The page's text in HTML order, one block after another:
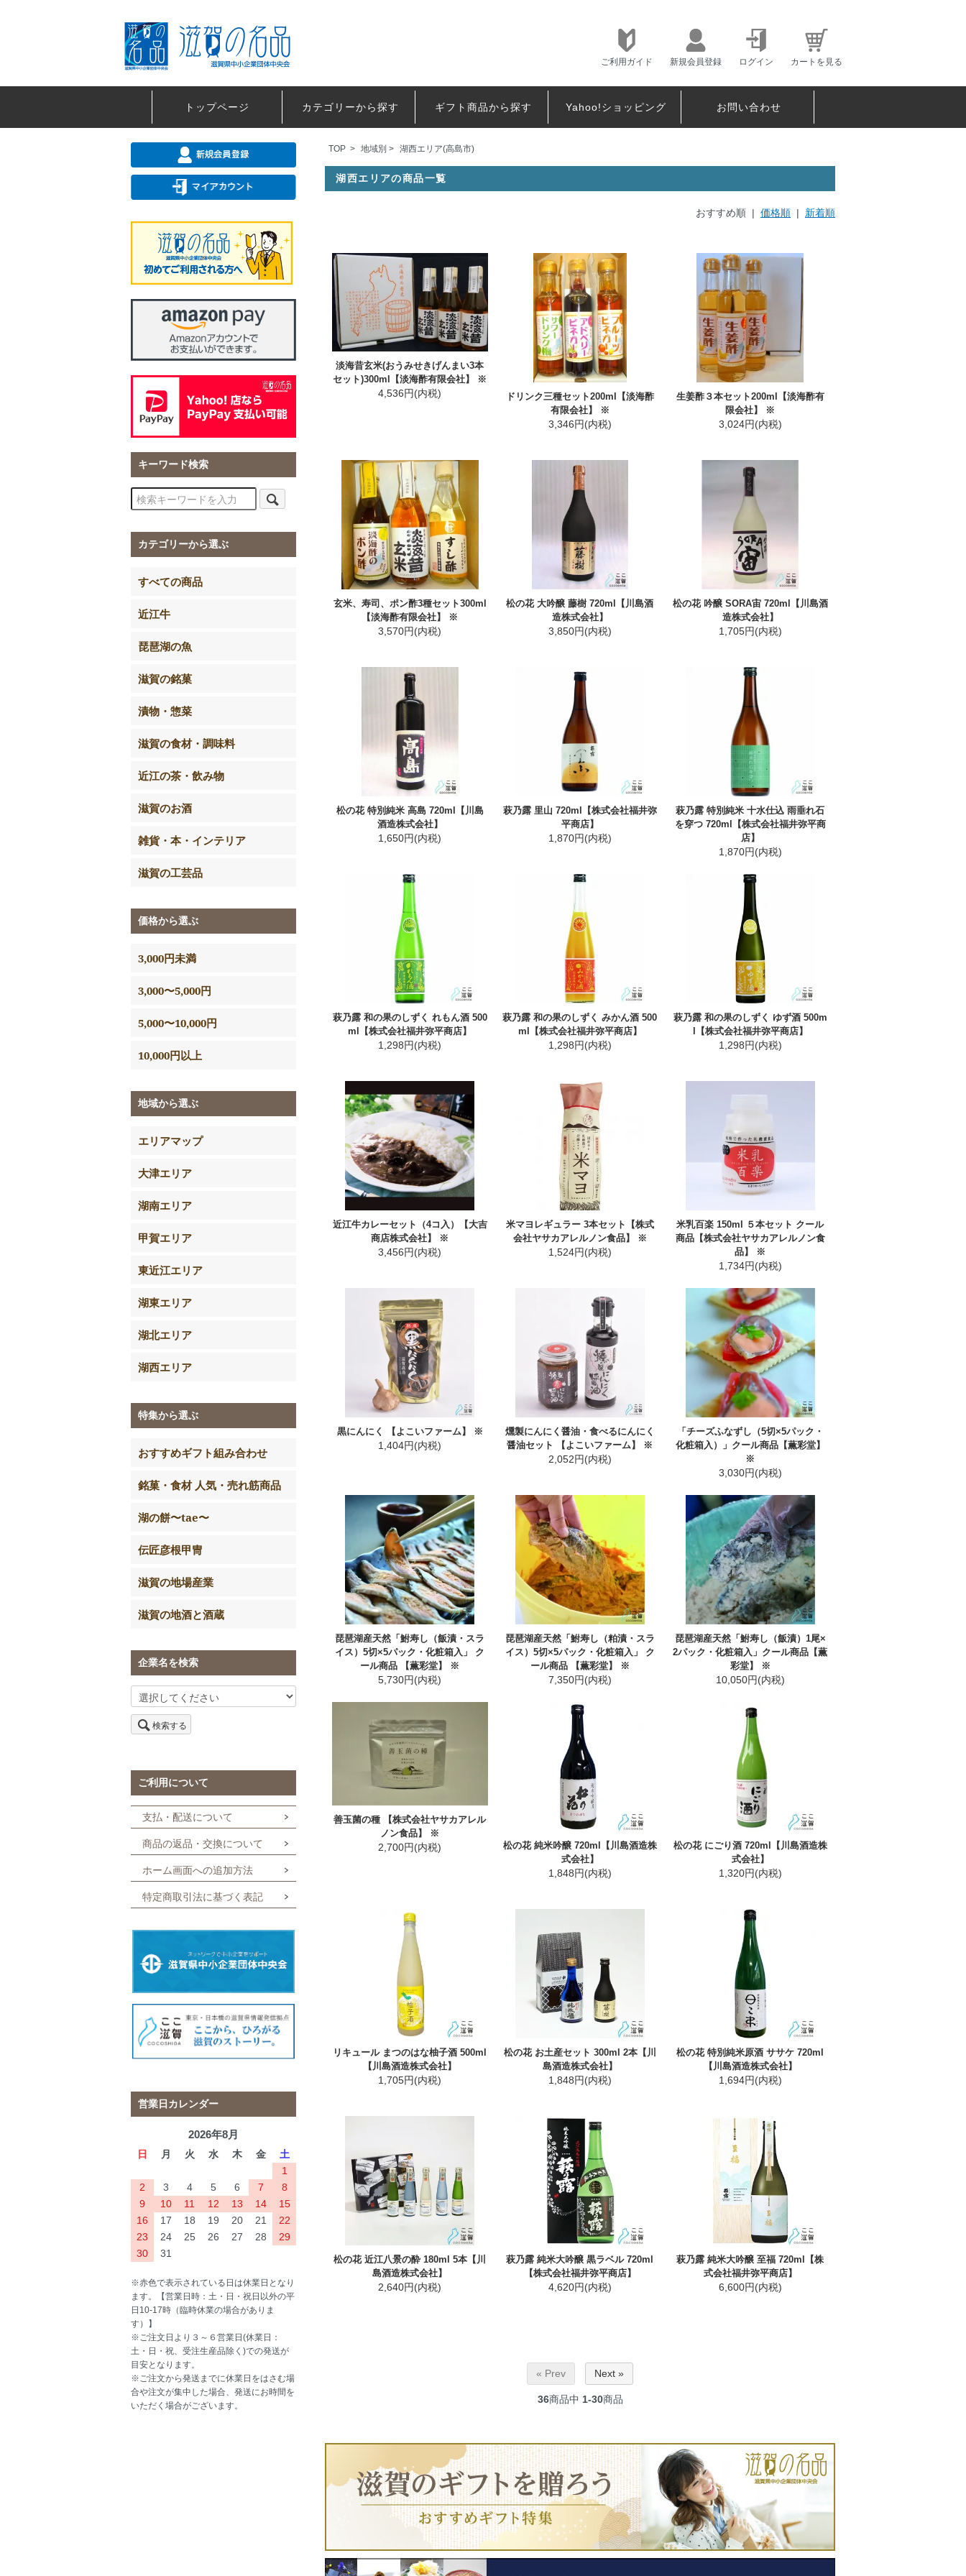
ご利用ガイド 新規会員登録 ログイン カートを見る
トップページ カテゴリーから探す ギフト商品から探す Yahoo!ショッピング お問い合わせ
TOP > 地域別 > 湖西エリア(高島市)
湖西エリアの商品一覧
おすすめ順 | 価格順 | 新着順
淡海昔玄米(おうみせきげんまい3本
セット)300ml【淡海酢有限会社】 ※
4,536円(内税)
ドリンク三種セット200ml【淡海酢
有限会社】 ※
3,346円(内税)
生姜酢３本セット200ml【淡海酢有
限会社】 ※
3,024円(内税)
玄米、寿司、ポン酢3種セット300ml
【淡海酢有限会社】 ※
3,570円(内税)
松の花 大吟醸 藤樹 720ml【川島酒
造株式会社】
3,850円(内税)
松の花 吟醸 SORA宙 720ml【川島酒
造株式会社】
1,705円(内税)
松の花 特別純米 高島 720ml【川島
酒造株式会社】
1,650円(内税)
萩乃露 里山 720ml【株式会社福井弥
平商店】
1,870円(内税)
萩乃露 特別純米 十水仕込 雨垂れ石
を穿つ 720ml【株式会社福井弥平商
店】
1,870円(内税)
萩乃露 和の果のしずく れもん酒 500
ml【株式会社福井弥平商店】
1,298円(内税)
萩乃露 和の果のしずく みかん酒 500
ml【株式会社福井弥平商店】
1,298円(内税)
萩乃露 和の果のしずく ゆず酒 500m
l【株式会社福井弥平商店】
1,298円(内税)
近江牛カレーセット（4コ入）【大吉
商店株式会社】 ※
3,456円(内税)
米マヨレギュラー 3本セット【株式
会社ヤサカアレルノン食品】 ※
1,524円(内税)
米乳百楽 150ml ５本セット クール
商品【株式会社ヤサカアレルノン食
品】 ※
1,734円(内税)
黒にんにく 【よこいファーム】 ※
1,404円(内税)
燻製にんにく醤油・食べるにんにく
醤油セット 【よこいファーム】 ※
2,052円(内税)
「チーズふなずし（5切×5パック・
化粧箱入）」クール商品【薫彩堂】
※
3,030円(内税)
琵琶湖産天然「鮒寿し（飯漬・スラ
イス）5切×5パック・化粧箱入」 ク
ール商品 【薫彩堂】 ※
5,730円(内税)
琵琶湖産天然「鮒寿し（粕漬・スラ
イス）5切×5パック・化粧箱入」 ク
ール商品 【薫彩堂】 ※
7,350円(内税)
琵琶湖産天然「鮒寿し（飯漬）1尾×
2パック・化粧箱入」クール商品【薫
彩堂】 ※
10,050円(内税)
善玉菌の種 【株式会社ヤサカアレル
ノン食品】 ※
2,700円(内税)
松の花 純米吟醸 720ml【川島酒造株
式会社】
1,848円(内税)
松の花 にごり酒 720ml【川島酒造株
式会社】
1,320円(内税)
リキュール まつのはな柚子酒 500ml
【川島酒造株式会社】
1,705円(内税)
松の花 お土産セット 300ml 2本【川
島酒造株式会社】
1,848円(内税)
松の花 特別純米原酒 ササケ 720ml
【川島酒造株式会社】
1,694円(内税)
松の花 近江八景の酔 180ml 5本【川
島酒造株式会社】
2,640円(内税)
萩乃露 純米大吟醸 黒ラベル 720ml
【株式会社福井弥平商店】
4,620円(内税)
萩乃露 純米大吟醸 至福 720ml【株
式会社福井弥平商店】
6,600円(内税)
« Prev Next »
36商品中 1-30商品
キーワード検索
カテゴリーから選ぶ
すべての商品
近江牛
琵琶湖の魚
滋賀の銘菓
漬物・惣菜
滋賀の食材・調味料
近江の茶・飲み物
滋賀のお酒
雑貨・本・インテリア
滋賀の工芸品
価格から選ぶ
3,000円未満
3,000〜5,000円
5,000〜10,000円
10,000円以上
地域から選ぶ
エリアマップ
大津エリア
湖南エリア
甲賀エリア
東近江エリア
湖東エリア
湖北エリア
湖西エリア
特集から選ぶ
おすすめギフト組み合わせ
銘菓・食材 人気・売れ筋商品
湖の餅〜tae〜
伝匠彦根甲冑
滋賀の地場産業
滋賀の地酒と酒蔵
企業名を検索
検索する
ご利用について
支払・配送について
商品の返品・交換について
ホーム画面への追加方法
特定商取引法に基づく表記
営業日カレンダー
2026年8月
日 月 火 水 木 金
土
1
2
3 4 5 6 7
8
9
10 11 12 13 14
15
16
17 18 19 20 21
22
23
24 25 26 27 28
29
30
31
※赤色で表示されている日は休業日となり
ます。【営業日時：土・日・祝日以外の平
日10-17時（臨時休業の場合がありま
す）】
※ご注文日より３～６営業日(休業日：
土・日・祝、受注生産品除く)での発送が
目安となります。
※ご注文から発送までに休業日をはさむ場
合や注文が集中した場合、発送にお時間を
いただく場合がございます。